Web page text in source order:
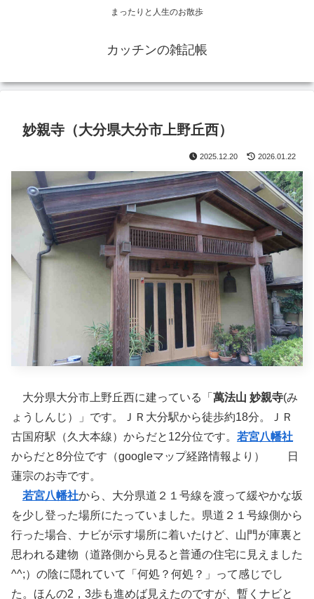
まったりと人生のお散歩
カッチンの雑記帳
妙親寺（大分県大分市上野丘西）
2025.12.20 2026.01.22
大分県大分市上野丘西に建っている「 萬法山 妙親寺(み
ょうしんじ）」です。ＪＲ大分駅から徒歩約18分。ＪＲ
古国府駅（久大本線）からだと12分位です。 若宮八幡社
からだと8分位です（googleマップ経路情報より） 日
蓮宗のお寺です。
若宮八幡社から、大分県道２１号線を渡って緩やかな坂
を少し登った場所にたっていました。県道２１号線側から
行った場合、ナビが示す場所に着いたけど、山門が庫裏と
思われる建物（道路側から見ると普通の住宅に見えました
^^;）の陰に隠れていて「何処？何処？」って感じでし
た。ほんの2，3歩も進めば見えたのですが、暫くナビと